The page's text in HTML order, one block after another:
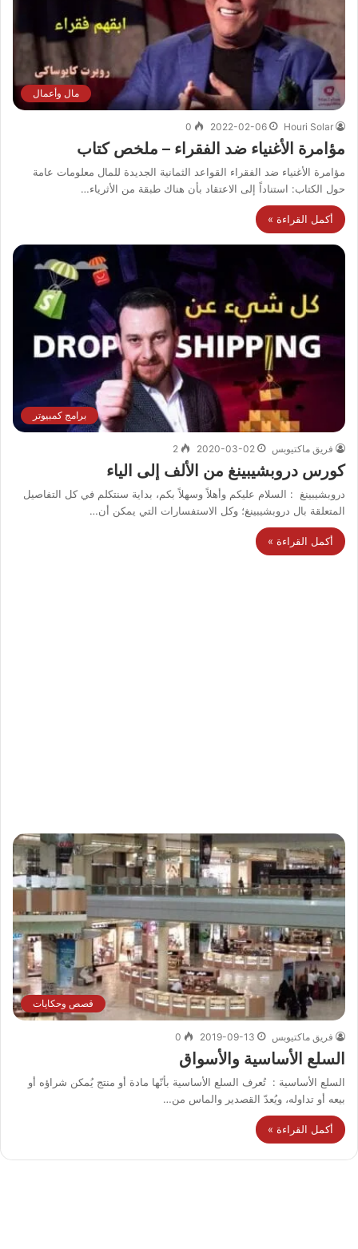
مال وأعمال
Houri Solar
2022-02-06
0
مؤامرة الأغنياء ضد الفقراء – ملخص كتاب
مؤامرة الأغنياء ضد الفقراء القواعد الثمانية الجديدة للمال معلومات عامة
حول الكتاب: استناداً إلى الاعتقاد بأن هناك طبقة من الأثرياء…
أكمل القراءة »
برامج كمبيوتر
فريق ماكتيوبس 2020-03-02
2
كورس دروبشيبينغ من الألف إلى الياء
دروبشيبينغ : السلام عليكم وأهلاً وسهلاً بكم، بداية سنتكلم في كل التفاصيل
المتعلقة بال دروبشيبينغ؛ وكل الاستفسارات التي يمكن أن…
أكمل القراءة »
قصص وحكايات
فريق ماكتيوبس 2019-09-13
0
السلع الأساسية والأسواق
السلع الأساسية : تُعرف السلع الأساسية بأنّها مادة أو منتج يُمكن شراؤه أو
بيعه أو تداوله، ويُعدّ القصدير والماس من…
أكمل القراءة »